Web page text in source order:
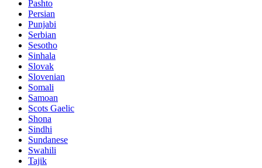
Pashto
Persian
Punjabi
Serbian
Sesotho
Sinhala
Slovak
Slovenian
Somali
Samoan
Scots Gaelic
Shona
Sindhi
Sundanese
Swahili
Tajik